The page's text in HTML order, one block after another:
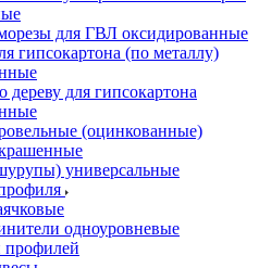
для ГВЛ оксидированные
гипсокартона (по металлу)
дереву для гипсокартона
(оцинкованные)
универсальные
одноуровневые
профилей